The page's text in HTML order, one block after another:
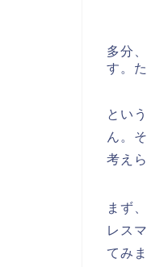
多分
す。
とい
ん。
考え
まず
レス
てみ